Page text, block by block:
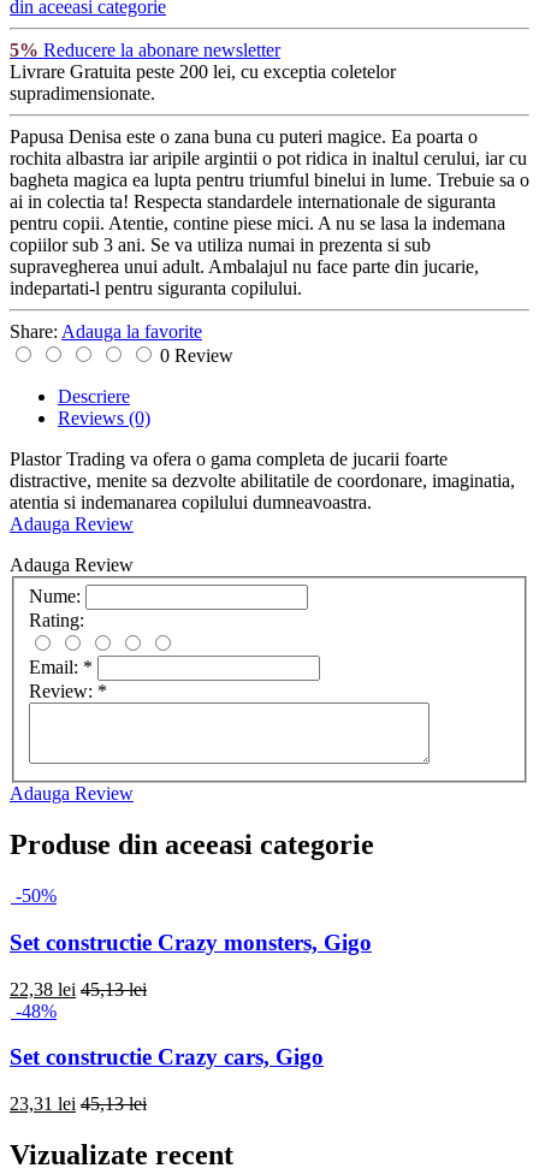
din aceeasi categorie
5% Reducere la abonare newsletter
Livrare Gratuita peste 200 lei, cu exceptia coletelor
supradimensionate.
Papusa Denisa este o zana buna cu puteri magice. Ea poarta o
rochita albastra iar aripile argintii o pot ridica in inaltul cerului, iar cu
bagheta magica ea lupta pentru triumful binelui in lume. Trebuie sa o
ai in colectia ta! Respecta standardele internationale de siguranta
pentru copii. Atentie, contine piese mici. A nu se lasa la indemana
copiilor sub 3 ani. Se va utiliza numai in prezenta si sub
supravegherea unui adult. Ambalajul nu face parte din jucarie,
indepartati-l pentru siguranta copilului.
Share: Adauga la favorite
0 Review
Descriere
Reviews (0)
Plastor Trading va ofera o gama completa de jucarii foarte
distractive, menite sa dezvolte abilitatile de coordonare, imaginatia,
atentia si indemanarea copilului dumneavoastra.
Adauga Review
Adauga Review
Nume:
Rating:
Email: *
Review: *
Adauga Review
Produse din aceeasi categorie
-50%
Set constructie Crazy monsters, Gigo
22,38 lei 45,13 lei
-48%
Set constructie Crazy cars, Gigo
23,31 lei 45,13 lei
Vizualizate recent